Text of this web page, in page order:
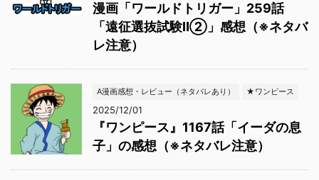
漫画「ワールドトリガー」259話
「遠征選抜試験Ⅱ②」感想（※ネタバ
レ注意）
A漫画感想・レビュー（ネタバレあり） ★ワンピース
2025/12/01
『ワンピース』1167話「イーダの息
子」の感想（※ネタバレ注意）